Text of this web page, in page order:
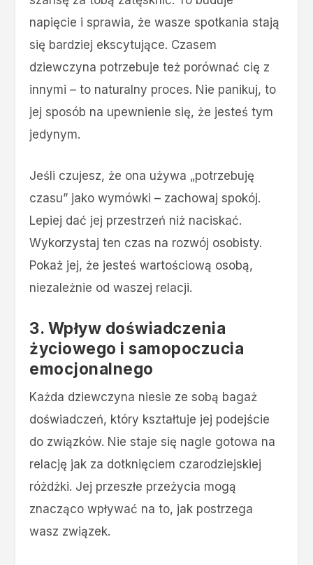
napięcie i sprawia, że wasze spotkania stają
się bardziej ekscytujące. Czasem
dziewczyna potrzebuje też porównać cię z
innymi – to naturalny proces. Nie panikuj, to
jej sposób na upewnienie się, że jesteś tym
jedynym.
Jeśli czujesz, że ona używa „potrzebuję
czasu” jako wymówki – zachowaj spokój.
Lepiej dać jej przestrzeń niż naciskać.
Wykorzystaj ten czas na rozwój osobisty.
Pokaż jej, że jesteś wartościową osobą,
niezależnie od waszej relacji.
3. Wpływ doświadczenia
życiowego i samopoczucia
emocjonalnego
Każda dziewczyna niesie ze sobą bagaż
doświadczeń, który kształtuje jej podejście
do związków. Nie staje się nagle gotowa na
relację jak za dotknięciem czarodziejskiej
różdżki. Jej przeszłe przeżycia mogą
znacząco wpływać na to, jak postrzega
wasz związek.